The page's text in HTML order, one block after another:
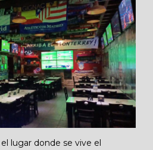
lugar donde se vive el